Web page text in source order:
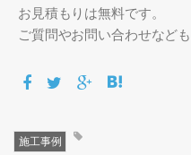
お見積もりは無料です。
ご質問やお問い合わせなども
施工事例